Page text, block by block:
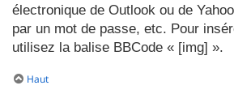
électronique de Outlook ou de
par un mot de passe, etc. Pour
utilisez la balise BBCode « [img] ».
Haut